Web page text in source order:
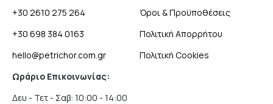
+30 2610 275 264
+30 698 384 0163
hello@petrichor.com.gr
Ωράριο Επικοινωνίας:
Δευ - Τετ - Σαβ: 10:00 - 14:00
Όροι & Προϋποθέσεις
Πολιτική Απορρήτου
Πολιτική Cookies